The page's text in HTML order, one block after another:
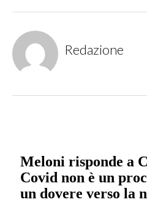
Redazione
Meloni risponde a
Covid non è un
un dovere verso la